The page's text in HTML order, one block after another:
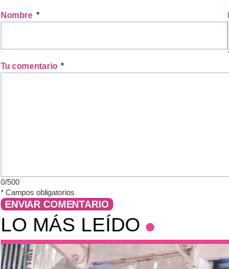
Nombre *
Tu comentario *
0/500
* Campos obligatorios
ENVIAR COMENTARIO
LO MÁS LEÍDO